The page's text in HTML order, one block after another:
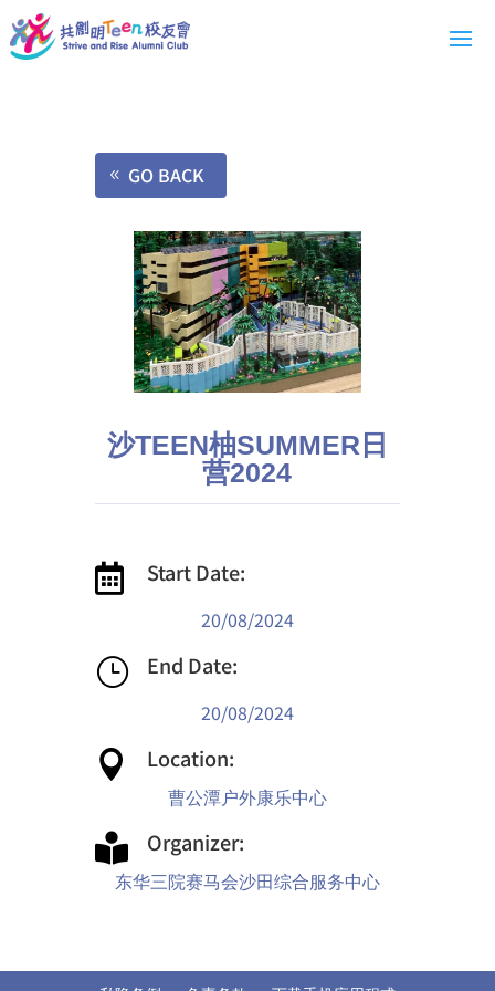
GO BACK
沙TEEN柚SUMMER日
营2024
 Start Date:
20/08/2024
} End Date:
20/08/2024
 Location:
曹公潭户外康乐中心
 Organizer:
东华三院赛马会沙田综合服务中心